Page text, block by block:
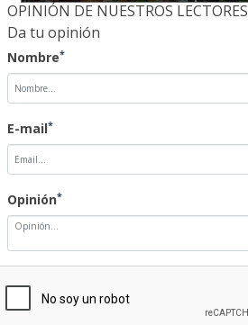
OPINIÓN DE NUESTROS LECTORES
Da tu opinión
Nombre*
E-mail*
Opinión*